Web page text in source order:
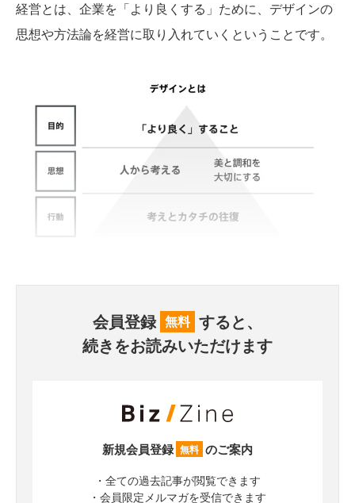
経営とは、企業を「より良くする」ために、デザインの
思想や方法論を経営に取り入れていくということです。
会員登録 無料 すると、
続きをお読みいただけます
新規会員登録 無料 のご案内
・全ての過去記事が閲覧できます
・会員限定メルマガを受信できます